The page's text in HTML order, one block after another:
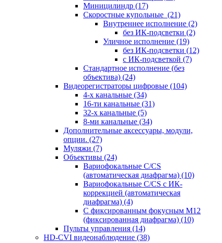
Миницилиндр (17)
Скоростные купольные (21)
Внутреннее исполнение (2)
без ИК-подсветки (2)
Уличное исполнение (19)
без ИК-подсветки (12)
с ИК-подсветкой (7)
Стандартное исполнение (без
объектива) (24)
Видеорегистраторы цифровые (104)
4-х канальные (34)
16-ти канальные (31)
32-х канальные (5)
8-ми канальные (34)
Дополнительные аксессуары, модули,
опции. (27)
Муляжи (7)
Объективы (24)
Вариофокальные C/CS
(автоматическая диафрагма) (10)
Вариофокальные C/CS с ИК-
коррекцией (автоматическая
диафрагма) (4)
С фиксированным фокусным М12
(фиксированная диафрагма) (10)
Пульты управления (14)
HD-CVI видеонаблюдение (38)